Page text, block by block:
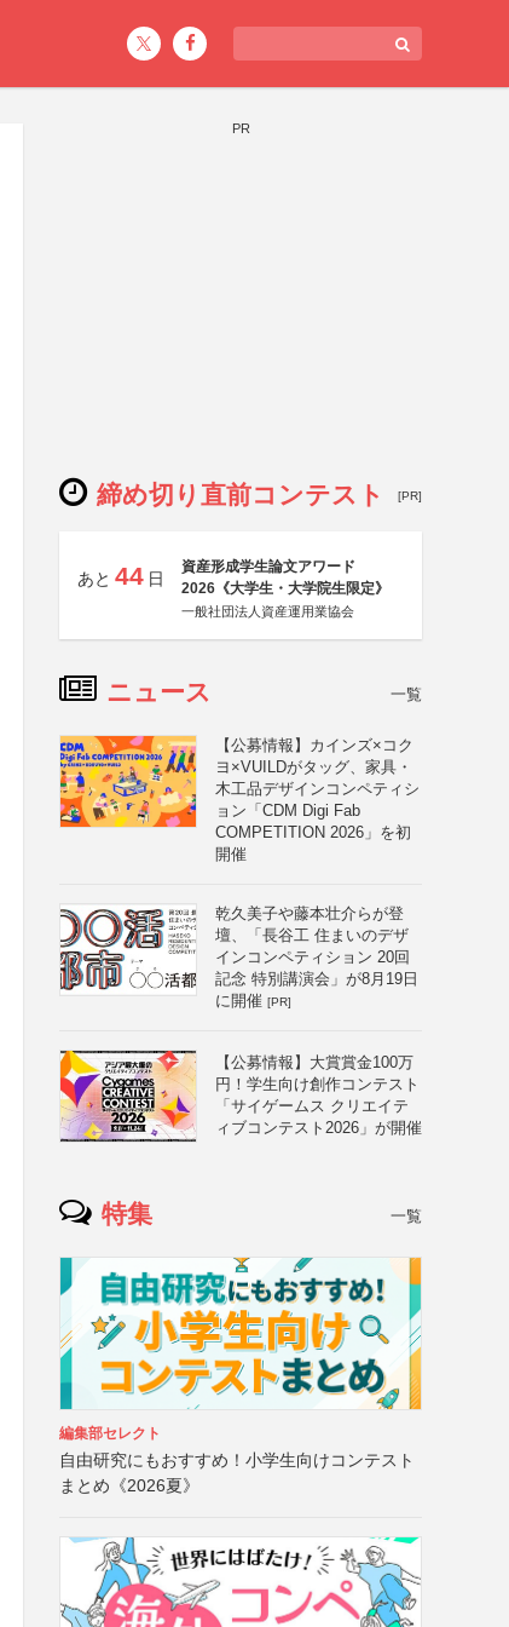
PR
締め切り直前コンテスト [PR]
あと 44 日
資産形成学生論文アワード
2026《大学生・大学院生限定》
一般社団法人資産運用業協会
ニュース 一覧
【公募情報】カインズ×コク
ヨ×VUILDがタッグ、家具・
木工品デザインコンペティシ
ョン「CDM Digi Fab
COMPETITION 2026」を初
開催
乾久美子や藤本壮介らが登
壇、「長谷工 住まいのデザ
インコンペティション 20回
記念 特別講演会」が8月19日
に開催 [PR]
【公募情報】大賞賞金100万
円！学生向け創作コンテスト
「サイゲームス クリエイテ
ィブコンテスト2026」が開催
特集 一覧
編集部セレクト
自由研究にもおすすめ！小学生向けコンテスト
まとめ《2026夏》